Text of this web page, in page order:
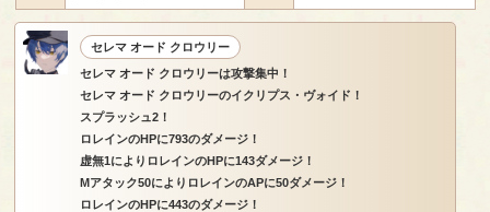
セレマ オード クロウリー
セレマ オード クロウリーは攻撃集中！
セレマ オード クロウリーのイクリプス・ヴォイド！
スプラッシュ2！
ロレインのHPに793のダメージ！
虚無1によりロレインのHPに143ダメージ！
Mアタック50によりロレインのAPに50ダメージ！
ロレインのHPに443のダメージ！